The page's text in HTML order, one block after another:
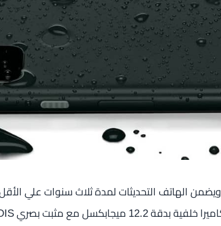
بالكاد الهاتف يأتي بأحدث إصدارت أندرويد 11 ويضمن الهاتف التحديثات لمدة ثلاث